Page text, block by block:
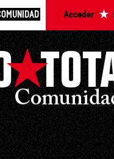
Acceder